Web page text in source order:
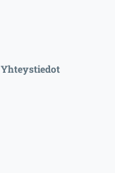
Yhteystiedot